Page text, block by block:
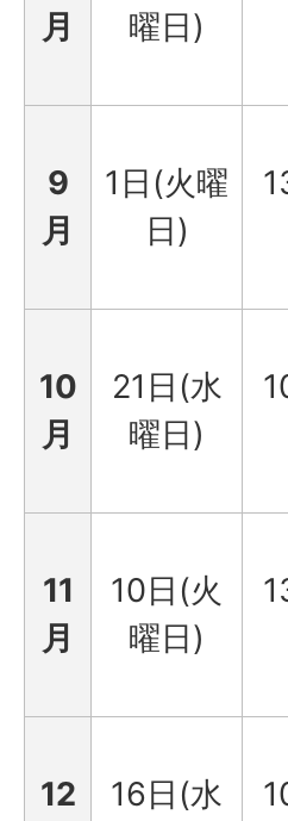
月
曜日)
9
月
1日(火曜
日)
10
月
21日(水
曜日)
11
月
10日(火
曜日)
12
16日(水